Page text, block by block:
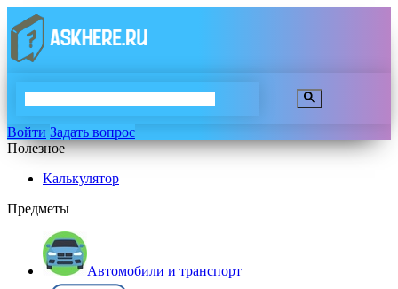
Войти Задать вопрос
Полезное
Калькулятор
Предметы
Автомобили и транспорт